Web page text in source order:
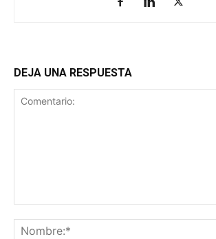
DEJA UNA RESPUESTA